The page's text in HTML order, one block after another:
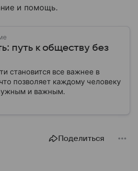
и помощь.
путь к обществу без
становится все важнее в
позволяет каждому человеку
и важным.
Поделиться